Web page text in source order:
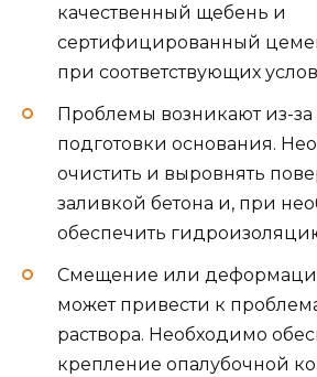
качественный щебень и
сертифицированный
при соответствующих
Проблемы возникают из-
подготовки основания.
очистить и выровнять
заливкой бетона и, при
обеспечить
Смещение или
может привести к
раствора. Необходимо
крепление опалубочной